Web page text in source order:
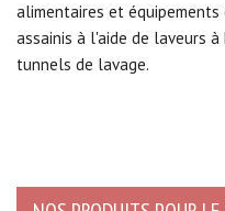
alimentaires et
assainis à l'aide de laveurs
tunnels de lavage.